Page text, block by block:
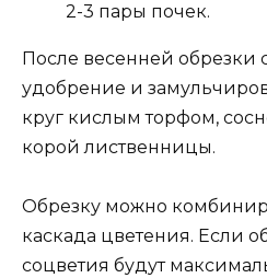
2-3 пары почек.
После весенней обрезки
удобрение и
круг кислым торфом,
корой лиственницы.
Обрезку можно
каскада цветения. Если
соцветия будут